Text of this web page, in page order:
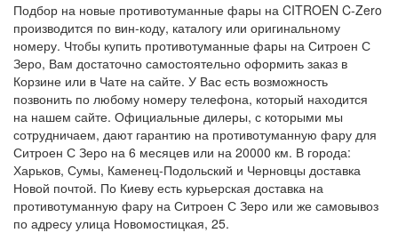
Подбор на новые противотуманные фары на CITROEN C-Zero
производится по вин-коду, каталогу или оригинальному
номеру. Чтобы купить противотуманные фары на Ситроен С
Зеро, Вам достаточно самостоятельно оформить заказ в
Корзине или в Чате на сайте. У Вас есть возможность
позвонить по любому номеру телефона, который находится
на нашем сайте. Официальные дилеры, с которыми мы
сотрудничаем, дают гарантию на противотуманную фару для
Ситроен С Зеро на 6 месяцев или на 20000 км. В города:
Харьков, Сумы, Каменец-Подольский и Черновцы доставка
Новой почтой. По Киеву есть курьерская доставка на
противотуманную фару на Ситроен С Зеро или же самовывоз
по адресу улица Новомостицкая, 25.